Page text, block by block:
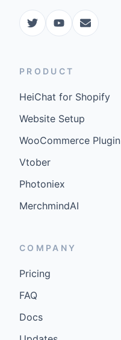
PRODUCT
HeiChat for Shopify
Website Setup
WooCommerce Plugin
Vtober
Photoniex
MerchmindAI
COMPANY
Pricing
FAQ
Docs